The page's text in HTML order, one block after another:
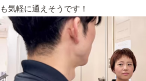
も気軽に通えそうです！